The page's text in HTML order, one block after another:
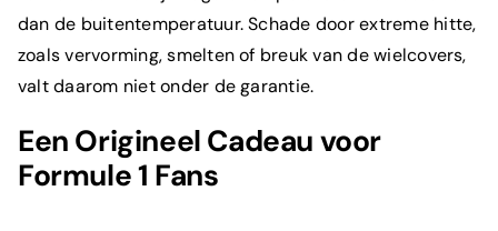
dan de buitentemperatuur. Schade door extreme hitte,
zoals vervorming, smelten of breuk van de wielcovers,
valt daarom niet onder de garantie.
Een Origineel Cadeau voor
Formule 1 Fans